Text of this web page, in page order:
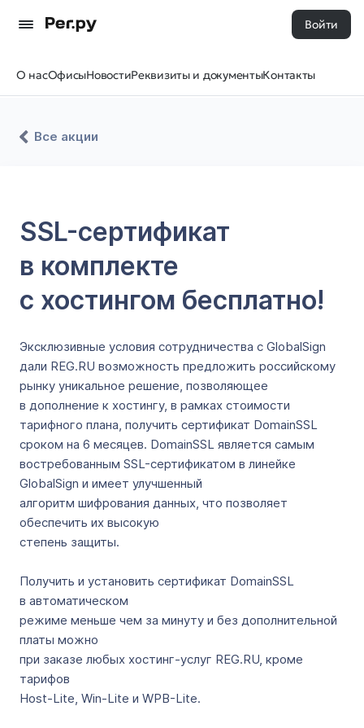
Войти
О насОфисыНовостиРеквизиты и документыКонтакты
Все акции
SSL-сертификат
в комплекте
с хостингом бесплатно!
Эксклюзивные условия сотрудничества с GlobalSign
дали REG.RU возможность предложить российскому
рынку уникальное решение, позволяющее
в дополнение к хостингу, в рамках стоимости
тарифного плана, получить сертификат DomainSSL
сроком на 6 месяцев. DomainSSL является самым
востребованным SSL-сертификатом в линейке
GlobalSign и имеет улучшенный
алгоритм шифрования данных, что позволяет
обеспечить их высокую
степень защиты.
Получить и установить сертификат DomainSSL
в автоматическом
режиме меньше чем за минуту и без дополнительной
платы можно
при заказе любых хостинг-услуг REG.RU, кроме
тарифов
Host-Lite, Win-Lite и WPB-Lite.